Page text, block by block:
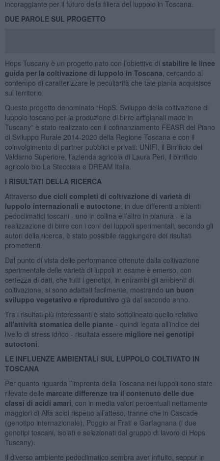
incoraggiante per il futuro della filiera del luppolo in Toscana.
DUE PAROLE SUL PROGETTO
Hops Tuscany è un progetto nato con l’obiettivo di stabilire le linee
guida per la coltivazione di luppolo in Toscana , cercando al
contempo di caratterizzare le peculiarità che tale pianta acquisisce
sul territorio.
Questo progetto denominato “HopS. Sviluppo della coltivazione di
luppolo toscano per la produzione di birre artigianali made in
Tuscany” è stato realizzato con il cofinanziamento FEASR del Piano
di Sviluppo Rurale 2014-2020 della Regione Toscana e con il
coinvolgimento di partner pubblici e privati: UNIFI, il Birrificio del
Valdarno Superiore, l’azienda agricola di Laura Peri, il birrificio
agricolo bio La Stecciaia e DREAM Italia.
I RISULTATI DELLA RICERCA
Attraverso due cicli completi di coltivazione di varietà di
luppolo internazionali e autoctone , in due differenti ambienti
pedoclimatici toscani - uno in collina e l’altro in pianura - e la
realizzazione di birre con i coni dei luppoli sperimentali, secondo gli
autori della ricerca, è stato possibile raggiungere dei risultati
promettenti.
Dal punto di vista delle performance ottenute dalla coltivazione
sperimentale delle varietà di luppoli in esame è emerso, con
certezza di dati, che tutti i genotipi, in entrambi gli ambienti di
coltivazione, si sono adattati facilmente, mostrando un buon
sviluppo vegetativo e riproduttivo già dal secondo anno.
Tra i risultati più interessanti è stato sottolineato quello relativo
all'attività stomatica delle piante - quindi legata all’indice del
livello di stress idrico - risultata essere migliore nei genotipi
autoctoni
LE INFLUENZE AMBIENTALI SUL LUPPOLO COLTIVATO IN
TOSCANA
Per quanto riguarda l’impronta della Toscana nei luppoli sono state
rilevate delle marcate differenze tra il contenuto delle due
classi di acidi amari , con in media valori percentuali nettamente
maggiori di Alfa acidi rispetto all’atteso, tranne che in Cascade
(genotipo internazionale), Poggio ai Frati e Garfagnana (i due
genotipi toscani, isolati e selezionati dal gruppo di lavoro di Hops
Tuscany).
Il diverso ambiente pedoclimatico sembra aver influito, seppur in